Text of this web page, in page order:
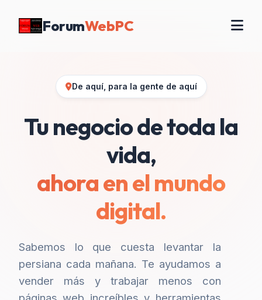
ForumWebPC
De aquí, para la gente de aquí
Tu negocio de toda la
vida,
ahora en el mundo
digital.
Sabemos lo que cuesta levantar la
persiana cada mañana. Te ayudamos a
vender más y trabajar menos con